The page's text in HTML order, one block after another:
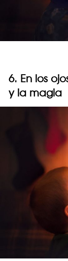
6. En los
y la magia